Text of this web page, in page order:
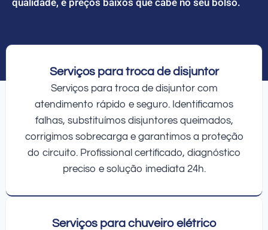
Serviços para troca de disjuntor
Serviços para troca de disjuntor com
atendimento rápido e seguro. Identificamos
falhas, substituímos disjuntores queimados,
corrigimos sobrecarga e garantimos a proteção
do circuito. Profissional certificado, diagnóstico
preciso e solução imediata 24h.
Serviços para chuveiro elétrico